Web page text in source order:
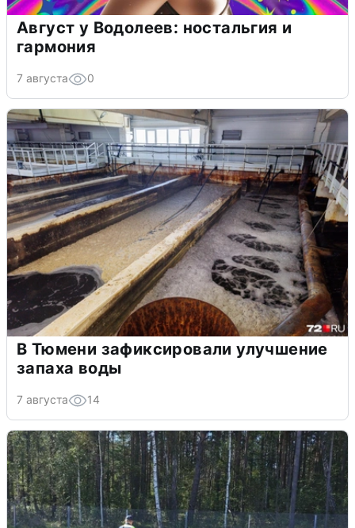
Август у Водолеев: ностальгия и
гармония
7 августа 0
В Тюмени зафиксировали улучшение
запаха воды
7 августа 14